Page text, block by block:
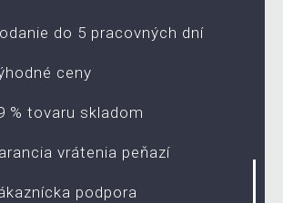
do 5 pracovných dní
ceny
% tovaru skladom
vrátenia peňazí
podpora